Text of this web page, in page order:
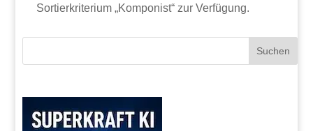
Sortierkriterium „Komponist“ zur Verfügung.